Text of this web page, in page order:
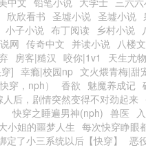
欣欣看书 圣墟小说 圣墟小说
小子小说 布丁阅读 乡村小说
网 传奇中文 并读小说 八楼
房客|糙汉 咬你|1v1 天生尤
] 幸瘾|校园np 文火煨青梅|甜
穿，nph） 香欲 魅魔养成记
人后，剧情突然变得不对劲起来
快穿之睡遍男神(nph) 兽医
小姐的噩梦人生 每次快穿睁眼
定了小三系统以后【快穿】 恶